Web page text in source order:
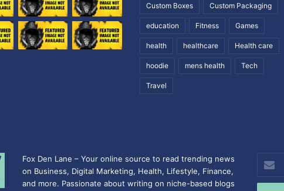
Custom Boxes Custom Packaging
education Fitness Games
health healthcare Health care
hoodie mens health Tech
Travel
Fox Den Lane – Your online source to read trending news
on Business, Digital Marketing, Health, Lifestyle, Finance,
and more. Passionate about writing on niche-based blogs
your
Email